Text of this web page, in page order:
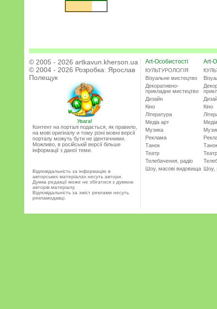
© 2005 - 2026 artkavun.kherson.ua
© 2004 - 2026 Розробка: Ярослав
Полещук
Увага!
Контент на порталі подається, як правило,
на мові оригіналу и тому різні мовні версії
порталу можуть бути не ідентичними.
Можливо, в російській версії більше
інформації з даної теми.
Відповідальність за інформацію в
авторських матеріалах несуть автори.
Думка редакції може не збігатися з думкою
авторів матеріалу.
Відповідальність за зміст реклами несуть
рекламодавці.
Art-Особистості
КУЛЬТУРОЛОГІЯ
Візуальне мистецтво
Декоративно-
прикладне мистецтво
Дизайн
Кіно
Література
Медіа арт
Музика
Реклама
Танок
Театр
Телебачення, радіо
Шоу, масові видовища
Art-
Кіно
Театр